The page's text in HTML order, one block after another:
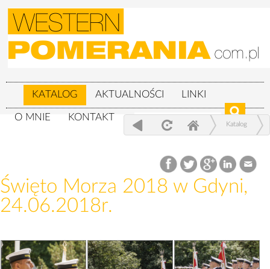
KATALOG AKTUALNOŚCI LINKI
O MNIE KONTAKT
Katalog
Święto Morza 2018 w Gdyni, 24.06.2018r.
Święto Morza 2018 w Gdyni,
24.06.2018r.